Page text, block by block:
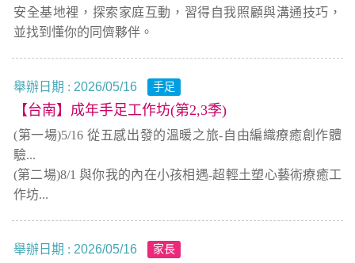
安全基地裡，探索家庭互動，習得自我照顧與溝通技巧，
並找到懂你的同儕夥伴。
舉辦日期 : 2026/05/16 手足
【台南】成年手足工作坊(第2,3季)
(第一場)5/16 從五感出發的溫暖之旅-自由編織療癒創作體
驗...
(第二場)8/1 與你我的內在小孩相遇-超輕土塑心藝術療癒工
作坊...
舉辦日期 : 2026/05/16 家長